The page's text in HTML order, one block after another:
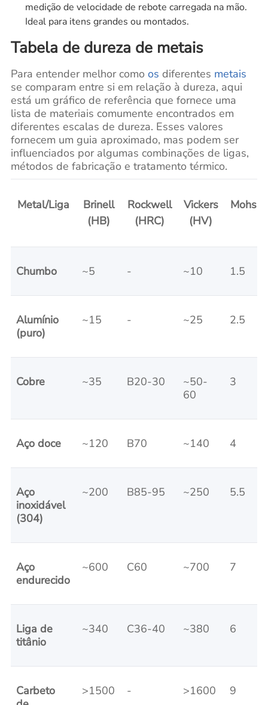
medição de velocidade de rebote carregada na mão.
Ideal para itens grandes ou montados.
Tabela de dureza de metais
Para entender melhor como os diferentes metais
se comparam entre si em relação à dureza, aqui
está um gráfico de referência que fornece uma
lista de materiais comumente encontrados em
diferentes escalas de dureza. Esses valores
fornecem um guia aproximado, mas podem ser
influenciados por algumas combinações de ligas,
métodos de fabricação e tratamento térmico.
Metal/Liga
Brinell
(HB)
Rockwell
(HRC)
Vickers
(HV)
Mohs
Chumbo ~5 - ~10 1.5
Alumínio
(puro)
~15 - ~25 2.5
Cobre ~35 B20-30
~50-
60
3
Aço doce ~120 B70 ~140 4
Aço
inoxidável
(304)
~200 B85-95 ~250 5.5
Aço
endurecido
~600 C60 ~700 7
Liga de
titânio
~340 C36-40 ~380 6
Carbeto
>1500 - >1600 9